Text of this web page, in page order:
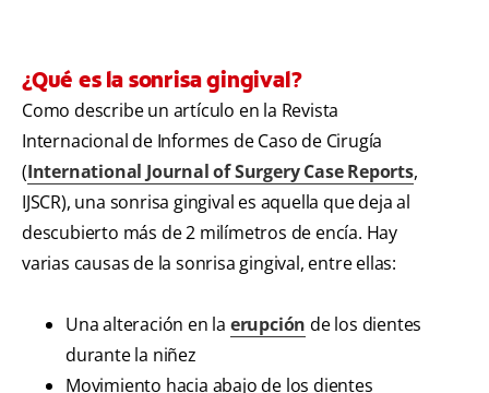
¿Qué es la sonrisa gingival?
Como describe un artículo en la Revista
Internacional de Informes de Caso de Cirugía
(International Journal of Surgery Case Reports,
IJSCR), una sonrisa gingival es aquella que deja al
descubierto más de 2 milímetros de encía. Hay
varias causas de la sonrisa gingival, entre ellas:
Una alteración en la erupción de los dientes
durante la niñez
Movimiento hacia abajo de los dientes